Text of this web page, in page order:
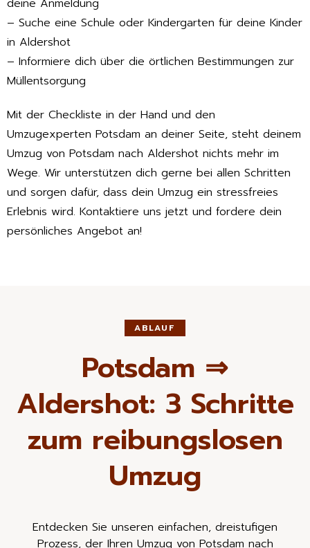
– Suche eine Schule oder Kindergarten für deine Kinder
in Aldershot
– Informiere dich über die örtlichen Bestimmungen zur
Müllentsorgung
Mit der Checkliste in der Hand und den
Umzugexperten Potsdam an deiner Seite, steht deinem
Umzug von Potsdam nach Aldershot nichts mehr im
Wege. Wir unterstützen dich gerne bei allen Schritten
und sorgen dafür, dass dein Umzug ein stressfreies
Erlebnis wird. Kontaktiere uns jetzt und fordere dein
persönliches Angebot an!
ABLAUF
Potsdam ⇒
Aldershot: 3 Schritte
zum reibungslosen
Umzug
Entdecken Sie unseren einfachen, dreistufigen
Prozess, der Ihren Umzug von Potsdam nach